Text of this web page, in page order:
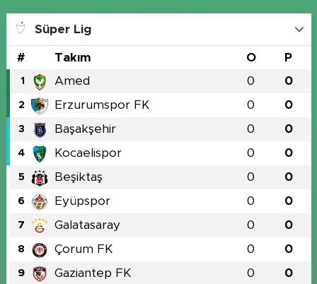
Süper Lig
# Takım O P
1 Amed 0 0
2 Erzurumspor FK 0 0
3 Başakşehir 0 0
4 Kocaelispor 0 0
5 Beşiktaş 0 0
6 Eyüpspor 0 0
7 Galatasaray 0 0
8 Çorum FK 0 0
9 Gaziantep FK 0 0